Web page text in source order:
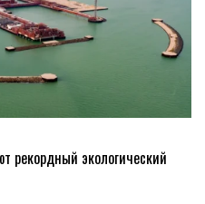
рекордный экологический